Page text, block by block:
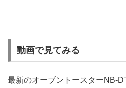
動画で見てみる
最新のオーブントースターNB-